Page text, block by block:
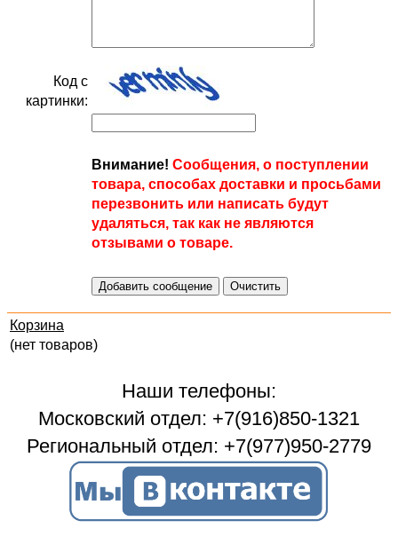
Код с
картинки:
Внимание! Сообщения, о поступлении
товара, способах доставки и просьбами
перезвонить или написать будут
удаляться, так как не являются
отзывами о товаре.
Корзина
(нет товаров)
Наши телефоны:
Московский отдел: +7(916)850-1321
Региональный отдел: +7(977)950-2779